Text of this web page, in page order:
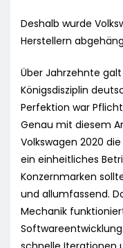
Deshalb wurde
Herstellern
Über Jahrzehnte
Königsdisziplin
Perfektion war
Genau mit diesem
Volkswagen 2020
ein einheitliches
Konzernmarken
und allumfassend.
Mechanik